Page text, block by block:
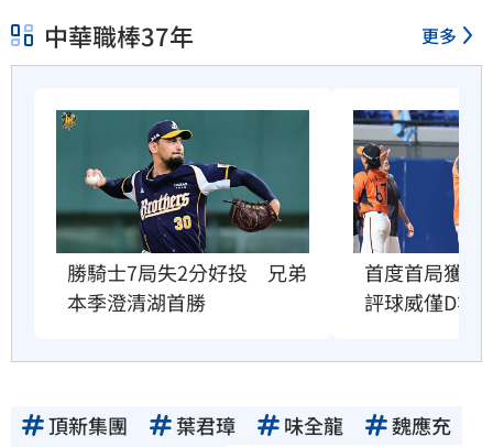
中華職棒37年 更多
勝騎士7局失2分好投　兄弟
本季澄清湖首勝
首度首局獲支
評球威僅D等
頂新集團 葉君璋 味全龍
魏應充